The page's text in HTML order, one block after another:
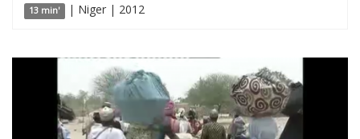
13 min' | Niger | 2012